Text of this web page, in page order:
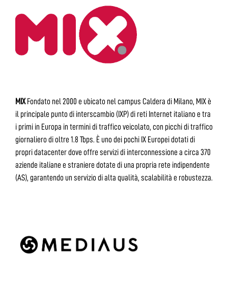
MIXFondato nel 2000 e ubicato nel campus Caldera di Milano, MIX è
il principale punto di interscambio (IXP) di reti Internet italiano e tra
i primi in Europa in termini di traffico veicolato, con picchi di traffico
giornaliero di oltre 1.8 Tbps. È uno dei pochi IX Europei dotati di
propri datacenter dove offre servizi di interconnessione a circa 370
aziende italiane e straniere dotate di una propria rete indipendente
(AS), garantendo un servizio di alta qualità, scalabilità e robustezza.